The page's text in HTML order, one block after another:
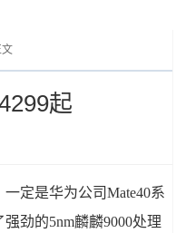
文
起
定是华为公司Mate40系
劲的5nm麟麟9000处理